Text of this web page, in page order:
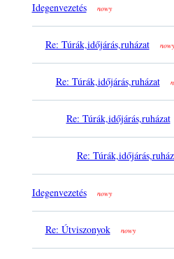
Idegenvezetés nowy
Re: Túrák,időjárás,ruházat nowy
Re: Túrák,időjárás,ruházat
Re: Túrák,időjárás,ruházat
Re:
Idegenvezetés nowy
Re: Útviszonyok nowy